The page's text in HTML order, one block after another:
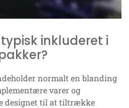
inkluderet i
normalt en blanding
varer og
designet til at tiltrække